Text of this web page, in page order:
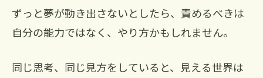
ずっと夢が動き出さないとしたら、責めるべきは
自分の能力ではなく、やり方かもしれません。
同じ思考、同じ見方をしていると、見える世界は